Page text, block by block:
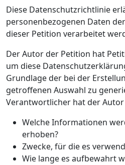
Diese Datenschutzrichtlinie
personenbezogenen Daten
dieser Petition verarbeitet
Der Autor der Petition hat
um diese
Grundlage der bei der
getroffenen Auswahl zu
Verantwortlicher hat der
Welche Informationen
erhoben?
Zwecke, für die es
Wie lange es aufbewahrt